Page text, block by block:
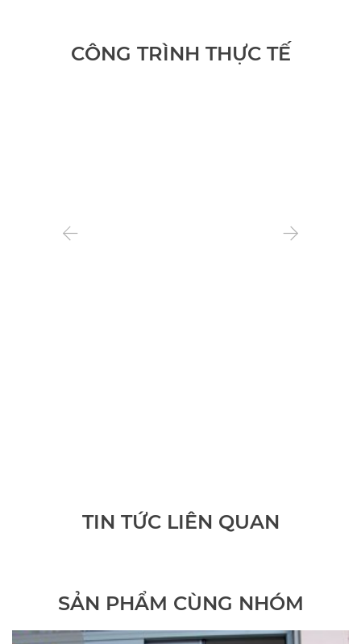
CÔNG TRÌNH THỰC TẾ
TIN TỨC LIÊN QUAN
SẢN PHẨM CÙNG NHÓM